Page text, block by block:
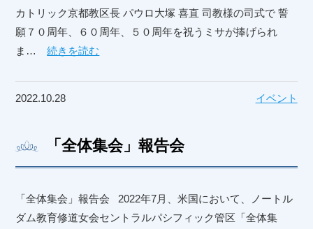
カトリック京都教区長 パウロ大塚 喜直 司教様の司式で 誓
願７０周年、６０周年、５０周年を祝うミサが捧げられ
ま…続きを読む
2022.10.28 イベント
「全体集会」報告会
「全体集会」報告会 2022年7月、米国において、ノートル
ダム教育修道女会セントラルパシフィック管区「全体集